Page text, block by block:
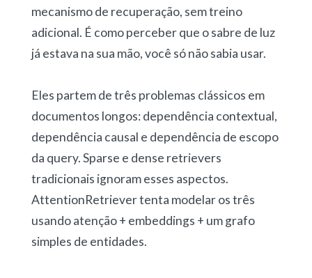
mecanismo de recuperação, sem treino
adicional. É como perceber que o sabre de luz
já estava na sua mão, você só não sabia usar.
Eles partem de três problemas clássicos em
documentos longos: dependência contextual,
dependência causal e dependência de escopo
da query. Sparse e dense retrievers
tradicionais ignoram esses aspectos.
AttentionRetriever tenta modelar os três
usando atenção + embeddings + um grafo
simples de entidades.